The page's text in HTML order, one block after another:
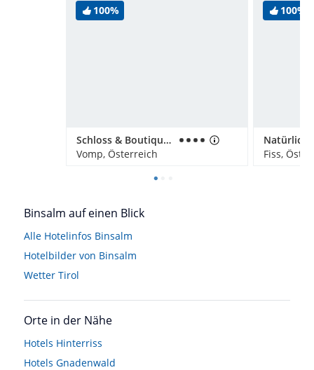
100%
Schloss & Boutique Hotel Mitterhart
Vomp, Österreich
100%
Fiss,
Binsalm auf einen Blick
Alle Hotelinfos Binsalm
Hotelbilder von Binsalm
Wetter Tirol
Orte in der Nähe
Hotels Hinterriss
Hotels Gnadenwald